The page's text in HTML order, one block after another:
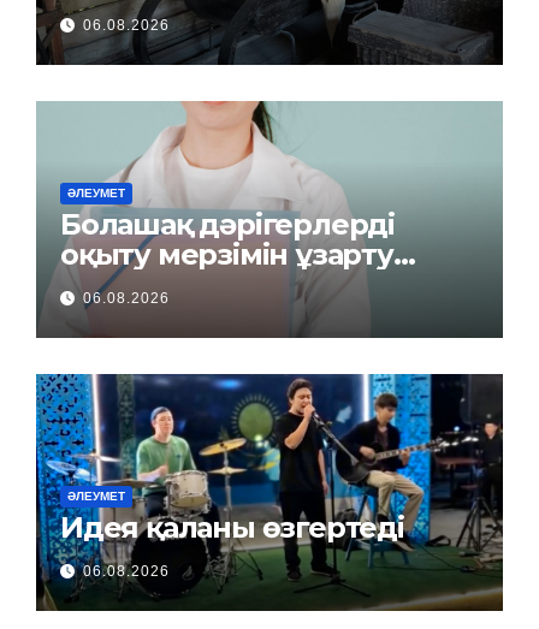
06.08.2026
ӘЛЕУМЕТ
Болашақ дәрігерлерді
оқыту мерзімін ұзарту
керек пе?
06.08.2026
ӘЛЕУМЕТ
Идея қаланы өзгертеді
06.08.2026